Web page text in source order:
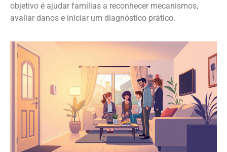
objetivo é ajudar famílias a reconhecer mecanismos,
avaliar danos e iniciar um diagnóstico prático.